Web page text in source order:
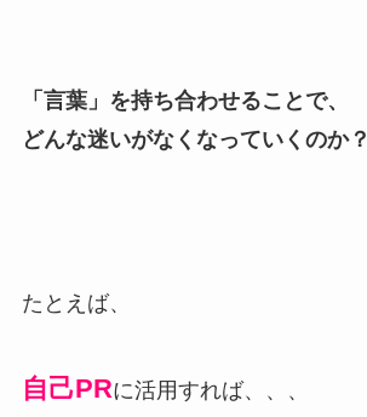
「言葉」を持ち合わせることで、
どんな迷いがなくなっていくのか？
たとえば、
自己PRに活用すれば、、、